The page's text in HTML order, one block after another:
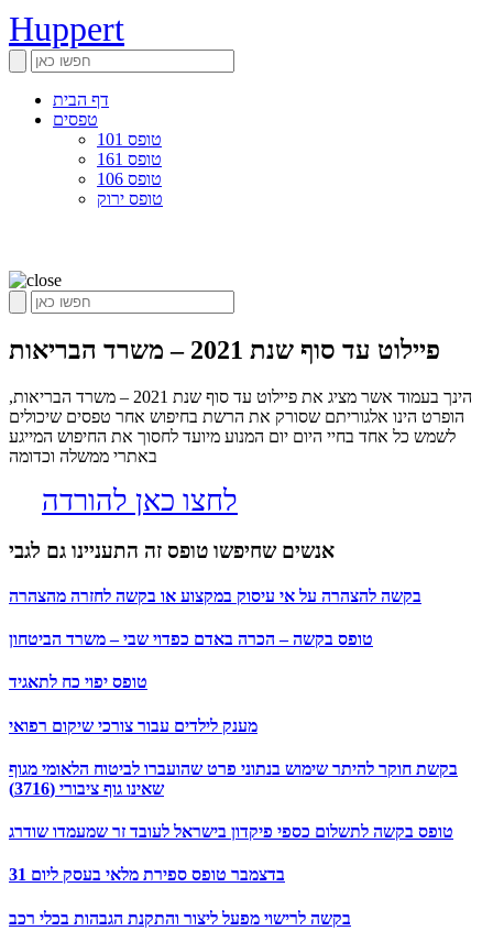
Huppert
דף הבית
טפסים
טופס 101
טופס 161
טופס 106
טופס ירוק
פיילוט עד סוף שנת 2021 – משרד הבריאות
הינך בעמוד אשר מציג את פיילוט עד סוף שנת 2021 – משרד הבריאות,
הופרט הינו אלגוריתם שסורק את הרשת בחיפוש אחר טפסים שיכולים
לשמש כל אחד בחיי היום יום המנוע מיועד לחסוך את החיפוש המייגע
באתרי ממשלה וכדומה
לחצו כאן להורדה
אנשים שחיפשו טופס זה התעניינו גם לגבי
בקשה להצהרה על אי עיסוק במקצוע או בקשה לחזרה מהצהרה
טופס בקשה – הכרה באדם כפדוי שבי – משרד הביטחון
טופס יפוי כח לתאגיד
מענק לילדים עבור צורכי שיקום רפואי
בקשת חוקר להיתר שימוש בנתוני פרט שהועברו לביטוח הלאומי מגוף
שאינו גוף ציבורי (3716)
טופס בקשה לתשלום כספי פיקדון בישראל לעובד זר שמעמדו שודרג
בדצמבר טופס ספירת מלאי בעסק ליום 31
בקשה לרישוי מפעל ליצור והתקנת הגבהות בכלי רכב